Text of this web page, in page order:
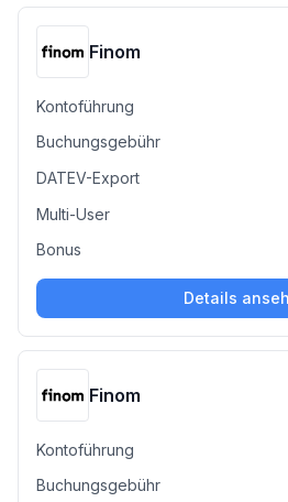
Finom
Kontoführung
Buchungsgebühr
DATEV-Export
Multi-User
Bonus
Details
Finom
Kontoführung
Buchungsgebühr